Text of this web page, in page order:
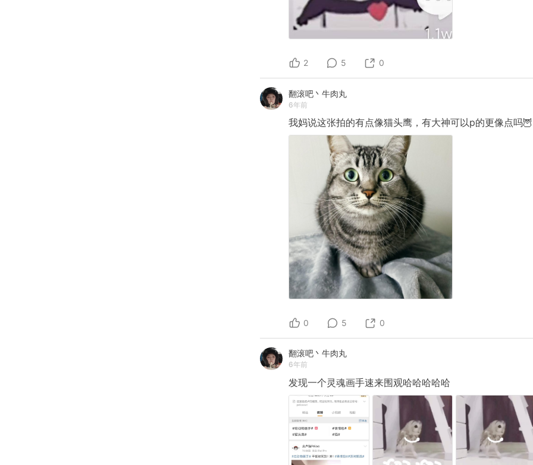
2 5 0
翻滚吧丶牛肉丸
6年前
我妈说这张拍的有点像猫头鹰，有大神可以p的更像点吗🦉
0 5 0
翻滚吧丶牛肉丸
6年前
发现一个灵魂画手速来围观哈哈哈哈哈